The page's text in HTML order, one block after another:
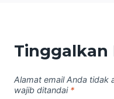
Tinggalkan
Alamat email Anda tidak
wajib ditandai *